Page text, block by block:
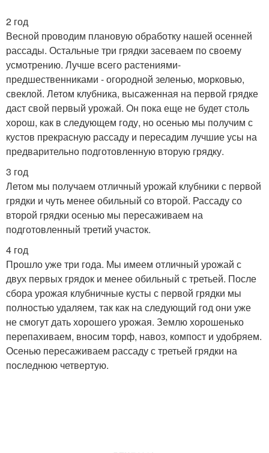
2 год
Весной проводим плановую обработку нашей осенней
рассады. Остальные три грядки засеваем по своему
усмотрению. Лучше всего растениями-
предшественниками - огородной зеленью, морковью,
свеклой. Летом клубника, высаженная на первой грядке
даст свой первый урожай. Он пока еще не будет столь
хорош, как в следующем году, но осенью мы получим с
кустов прекрасную рассаду и пересадим лучшие усы на
предварительно подготовленную вторую грядку.
3 год
Летом мы получаем отличный урожай клубники с первой
грядки и чуть менее обильный со второй. Рассаду со
второй грядки осенью мы пересаживаем на
подготовленный третий участок.
4 год
Прошло уже три года. Мы имеем отличный урожай с
двух первых грядок и менее обильный с третьей. После
сбора урожая клубничные кусты с первой грядки мы
полностью удаляем, так как на следующий год они уже
не смогут дать хорошего урожая. Землю хорошенько
перепахиваем, вносим торф, навоз, компост и удобряем.
Осенью пересаживаем рассаду с третьей грядки на
последнюю четвертую.